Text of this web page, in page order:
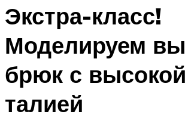
Экстра-класс!
Моделируем
брюк с высокой
талией